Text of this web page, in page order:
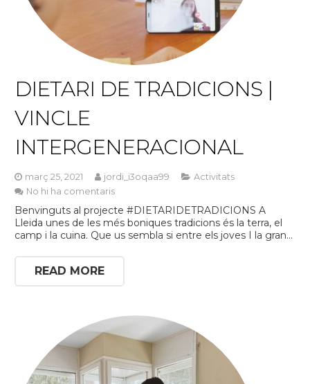
DIETARI DE TRADICIONS |
VINCLE
INTERGENERACIONAL
març 25, 2021 jordi_i3oqaa99
Activitats
No hi ha comentaris
Benvinguts al projecte #DIETARIDETRADICIONS A
Lleida unes de les més boniques tradicions és la terra, el
camp i la cuina. Que us sembla si entre els joves I la gran…
READ MORE